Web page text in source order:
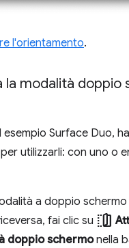
l'orientamento.
la modalità doppio
Surface Duo,
utilizzarli: con uno o
a doppio schermo
fai clic su devices_fold
doppio schermonella